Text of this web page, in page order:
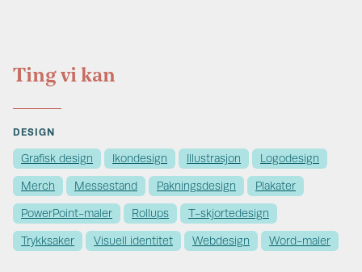
Ting vi kan
DESIGN
Grafisk design Ikondesign Illustrasjon Logodesign
Merch Messestand Pakningsdesign Plakater
PowerPoint-maler Rollups T-skjortedesign
Trykksaker Visuell identitet Webdesign Word-maler